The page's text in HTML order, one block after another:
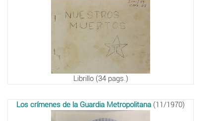
Librillo (34 pags.)
Los crímenes de la Guardia Metropolitana (11/1970)